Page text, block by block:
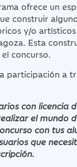
ofrece un
construir
y/o
Esta
concurso.
participación a
con licencia
el mundo
con tus
que